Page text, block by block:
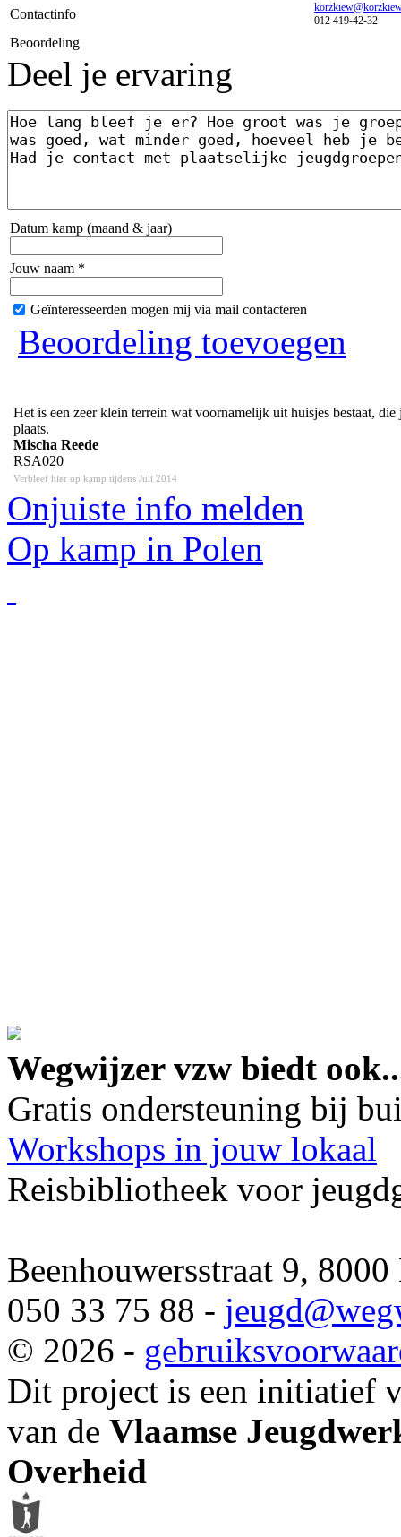
Contactinfo
012 419-42-32
Beoordeling
Deel je ervaring
Datum kamp (maand & jaar)
Jouw naam *
Geïnteresseerden mogen mij via mail contacteren
Beoordeling toevoegen
Het is een zeer klein terrein wat voornamelijk uit huisjes bestaat,
plaats.
Mischa Reede
RSA020
Verbleef hier op kamp tijdens Juli 2014
Onjuiste info melden
Op kamp in Polen
Wegwijzer vzw biedt
Gratis ondersteuning bij
Workshops in jouw lokaal
Reisbibliotheek voor
Beenhouwersstraat 9,
050 33 75 88 - jeugd
© 2026 -
Dit project is een initiatief
van de Vlaamse
Overheid